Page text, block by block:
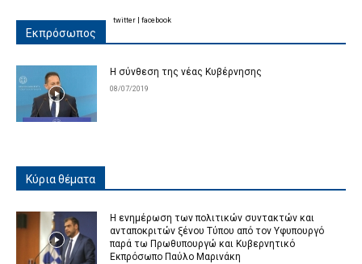
Εκπρόσωπος
Η σύνθεση της νέας Κυβέρνησης
08/07/2019
twitter facebook
Κύρια θέματα
Η ενημέρωση των πολιτικών συντακτών και
ανταποκριτών ξένου Τύπου από τον Υφυπουργό
παρά τω Πρωθυπουργώ και Κυβερνητικό
Εκπρόσωπο Παύλο Μαρινάκη